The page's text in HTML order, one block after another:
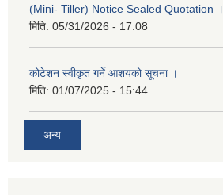
(Mini- Tiller) Notice Sealed Quotation ।
मिति: 05/31/2026 - 17:08
कोटेशन स्वीकृत गर्ने आशयको सूचना ।
मिति: 01/07/2025 - 15:44
अन्य